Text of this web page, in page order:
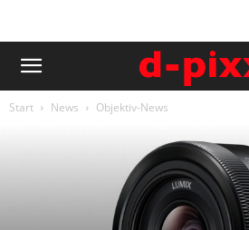
Start News Objektiv-News